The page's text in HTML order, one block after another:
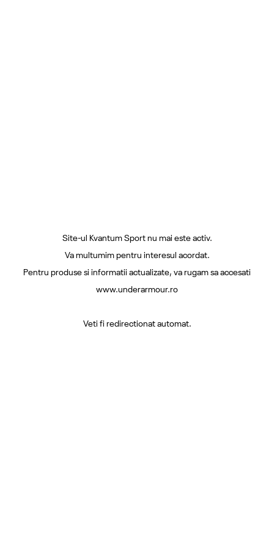
Site-ul Kvantum Sport nu mai este activ.
Va multumim pentru interesul acordat.
Pentru produse si informatii actualizate, va rugam sa accesati
www.underarmour.ro
Veti fi redirectionat automat.